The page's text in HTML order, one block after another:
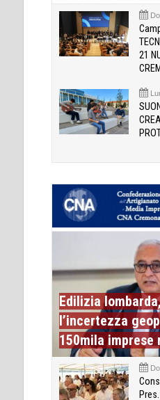
21
Edilizia
l’incertezza
150mila imprese